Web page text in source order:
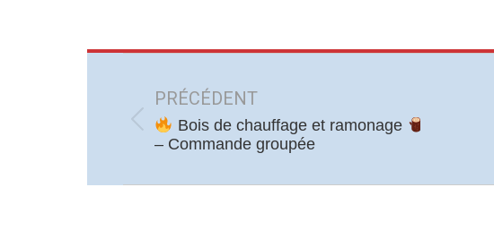
articlePRÉCÉDENT
Article
:
Bois de chauffage et ramonage
– Commande groupée
: